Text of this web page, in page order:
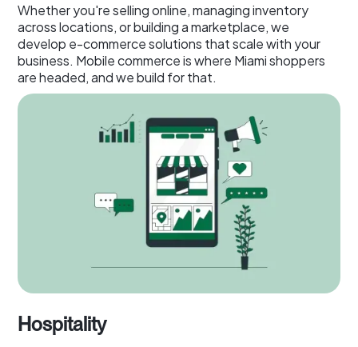
Whether you're selling online, managing inventory
across locations, or building a marketplace, we
develop e-commerce solutions that scale with your
business. Mobile commerce is where Miami shoppers
are headed, and we build for that.
Hospitality